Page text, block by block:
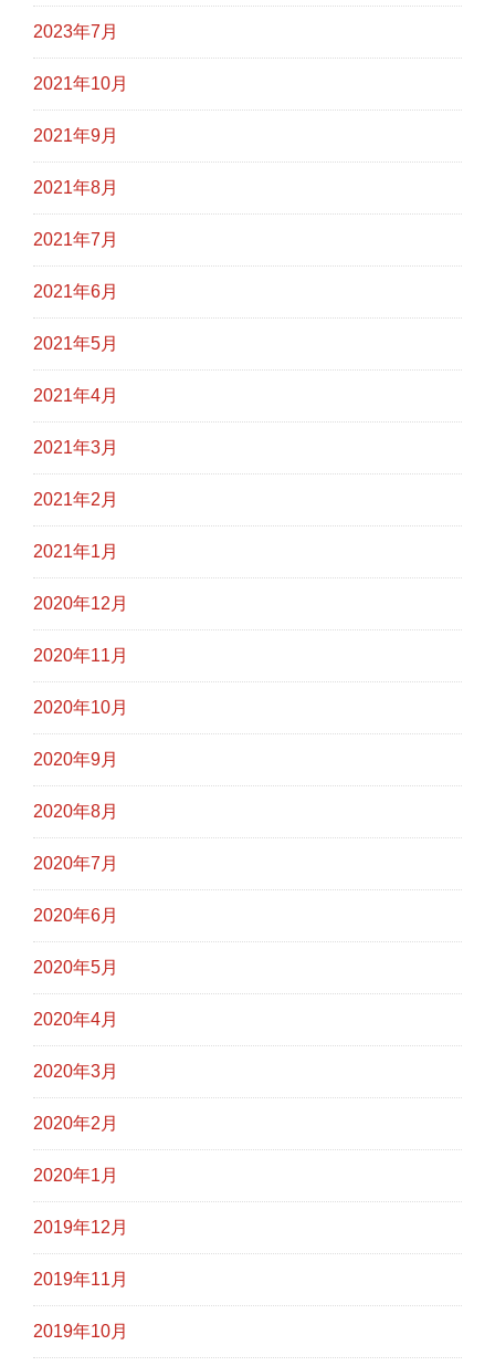
2023年7月
2021年10月
2021年9月
2021年8月
2021年7月
2021年6月
2021年5月
2021年4月
2021年3月
2021年2月
2021年1月
2020年12月
2020年11月
2020年10月
2020年9月
2020年8月
2020年7月
2020年6月
2020年5月
2020年4月
2020年3月
2020年2月
2020年1月
2019年12月
2019年11月
2019年10月